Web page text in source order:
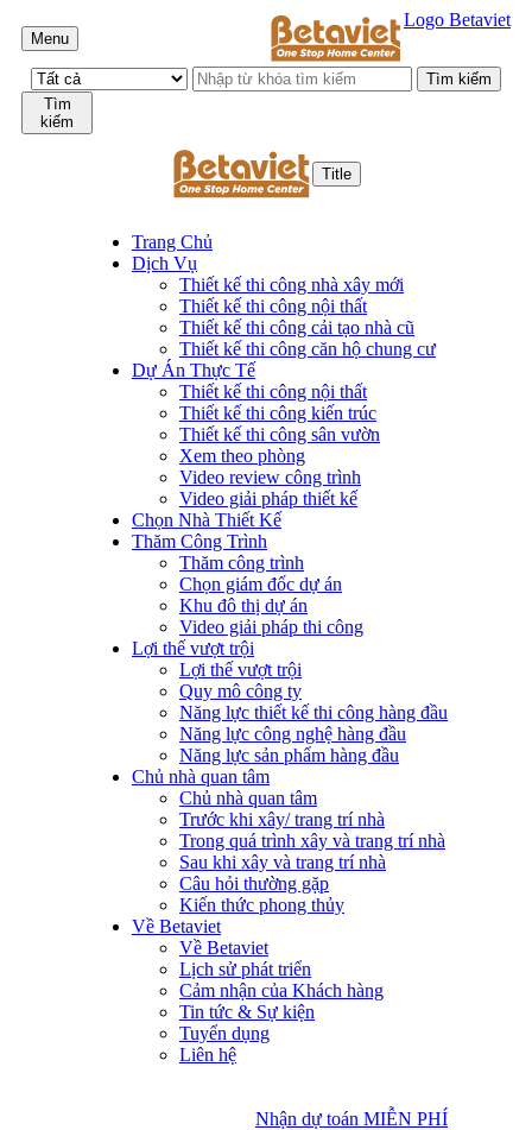
Menu
Logo Betaviet
Tìm
kiếm
Title
Trang Chủ
Dịch Vụ
Thiết kế thi công nhà xây mới
Thiết kế thi công nội thất
Thiết kế thi công cải tạo nhà cũ
Thiết kế thi công căn hộ chung cư
Dự Án Thực Tế
Thiết kế thi công nội thất
Thiết kế thi công kiến trúc
Thiết kế thi công sân vườn
Xem theo phòng
Video review công trình
Video giải pháp thiết kế
Chọn Nhà Thiết Kế
Thăm Công Trình
Thăm công trình
Chọn giám đốc dự án
Khu đô thị dự án
Video giải pháp thi công
Lợi thế vượt trội
Lợi thế vượt trội
Quy mô công ty
Năng lực thiết kế thi công hàng đầu
Năng lực công nghệ hàng đầu
Năng lực sản phẩm hàng đầu
Chủ nhà quan tâm
Chủ nhà quan tâm
Trước khi xây/ trang trí nhà
Trong quá trình xây và trang trí nhà
Sau khi xây và trang trí nhà
Câu hỏi thường gặp
Kiến thức phong thủy
Về Betaviet
Về Betaviet
Lịch sử phát triển
Cảm nhận của Khách hàng
Tin tức & Sự kiện
Tuyển dụng
Liên hệ
Nhận dự toán MIỄN PHÍ